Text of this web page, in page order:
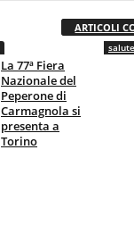
ARTICOLI
La 77ª Fiera
Nazionale del
Peperone di
Carmagnola si
presenta a
Torino